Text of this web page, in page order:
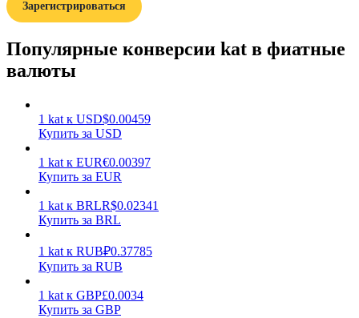
Заработок
Получайте конкурентные награды ежедневно
Зарегистрироваться
Популярные конверсии kat в фиатные
валюты
1 kat к USD$0.00459
Купить за USD
1 kat к EUR€0.00397
Купить за EUR
1 kat к BRLR$0.02341
Купить за BRL
1 kat к RUB₽0.37785
Купить за RUB
1 kat к GBP£0.0034
Купить за GBP